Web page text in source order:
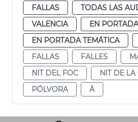
FALLAS
TODAS LAS
VALENCIA
EN PORTADA
EN PORTADA TEMÁTICA
FALLAS
FALLES
NIT DEL FOC
NIT DE LA
PÓLVORA
À